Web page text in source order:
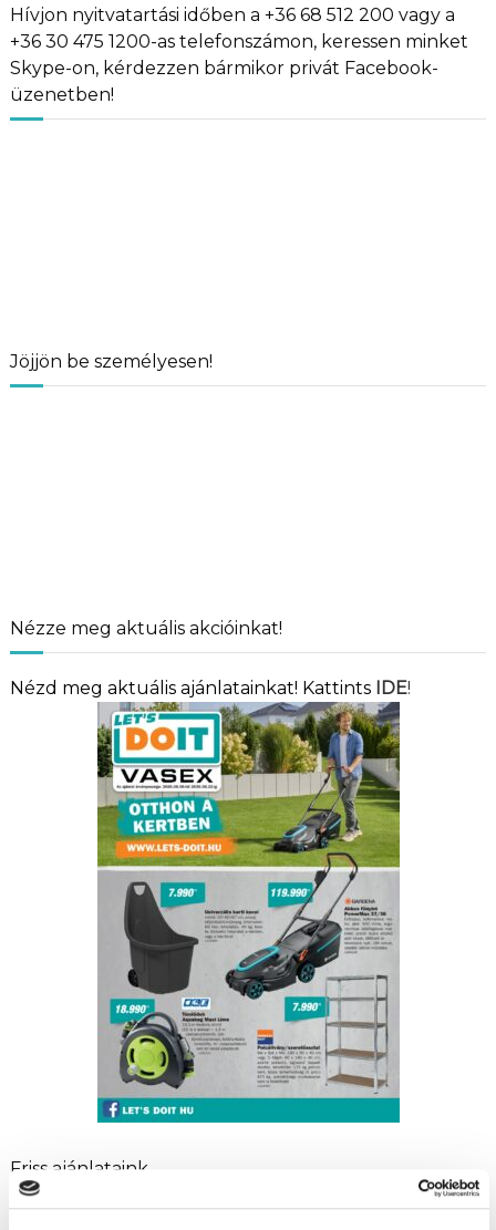
Hívjon nyitvatartási időben a +36 68 512 200 vagy a
+36 30 475 1200-as telefonszámon, keressen minket
Skype-on, kérdezzen bármikor privát Facebook-
üzenetben!
Jöjjön be személyesen!
Nézze meg aktuális akcióinkat!
Nézd meg aktuális ajánlatainkat! Kattints IDE!
Friss ajánlataink